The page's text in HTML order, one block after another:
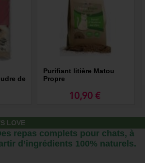
de
Purifiant litière Matou
Propre
10,90 €
LOVE
repas complets pour chats, à
d’ingrédients 100% naturels.